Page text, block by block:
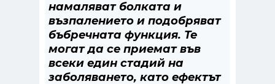
намаляват болката и
възпалението и подобряват
бъбречната функция. Те
могат да се приемат във
всеки един стадий на
заболяването, като ефектът